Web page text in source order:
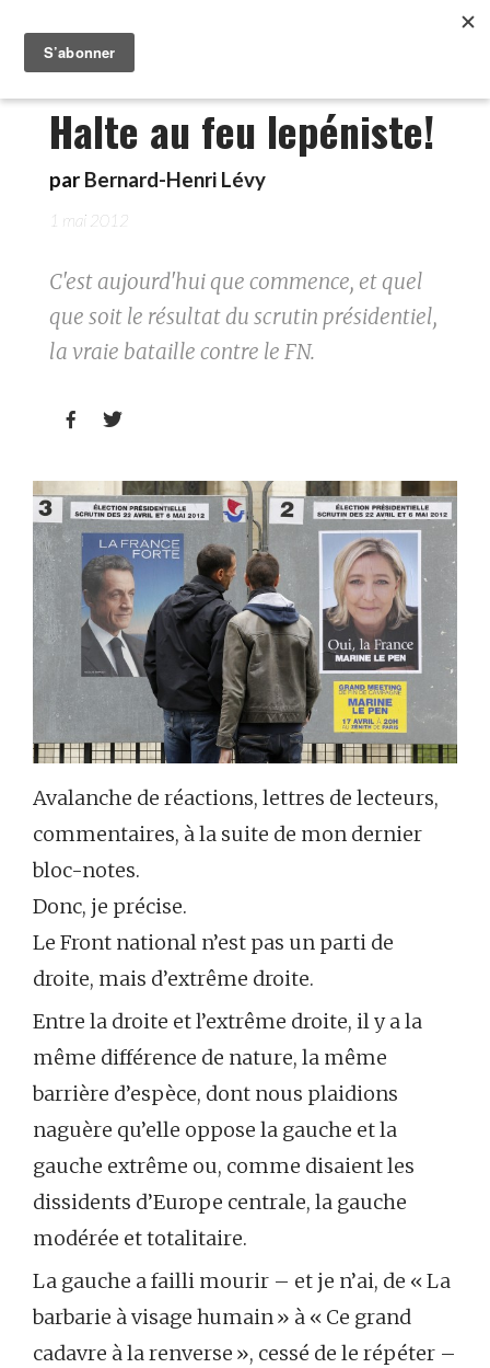
Halte au feu lepéniste!
par Bernard-Henri Lévy
1 mai 2012
C'est aujourd'hui que commence, et quel
que soit le résultat du scrutin présidentiel,
la vraie bataille contre le FN.
 
Avalanche de réactions, lettres de lecteurs,
commentaires, à la suite de mon dernier
bloc-notes.
Donc, je précise.
Le Front national n’est pas un parti de
droite, mais d’extrême droite.
Entre la droite et l’extrême droite, il y a la
même différence de nature, la même
barrière d’espèce, dont nous plaidions
naguère qu’elle oppose la gauche et la
gauche extrême ou, comme disaient les
dissidents d’Europe centrale, la gauche
modérée et totalitaire.
La gauche a failli mourir – et je n’ai, de « La
barbarie à visage humain » à « Ce grand
cadavre à la renverse », cessé de le répéter –